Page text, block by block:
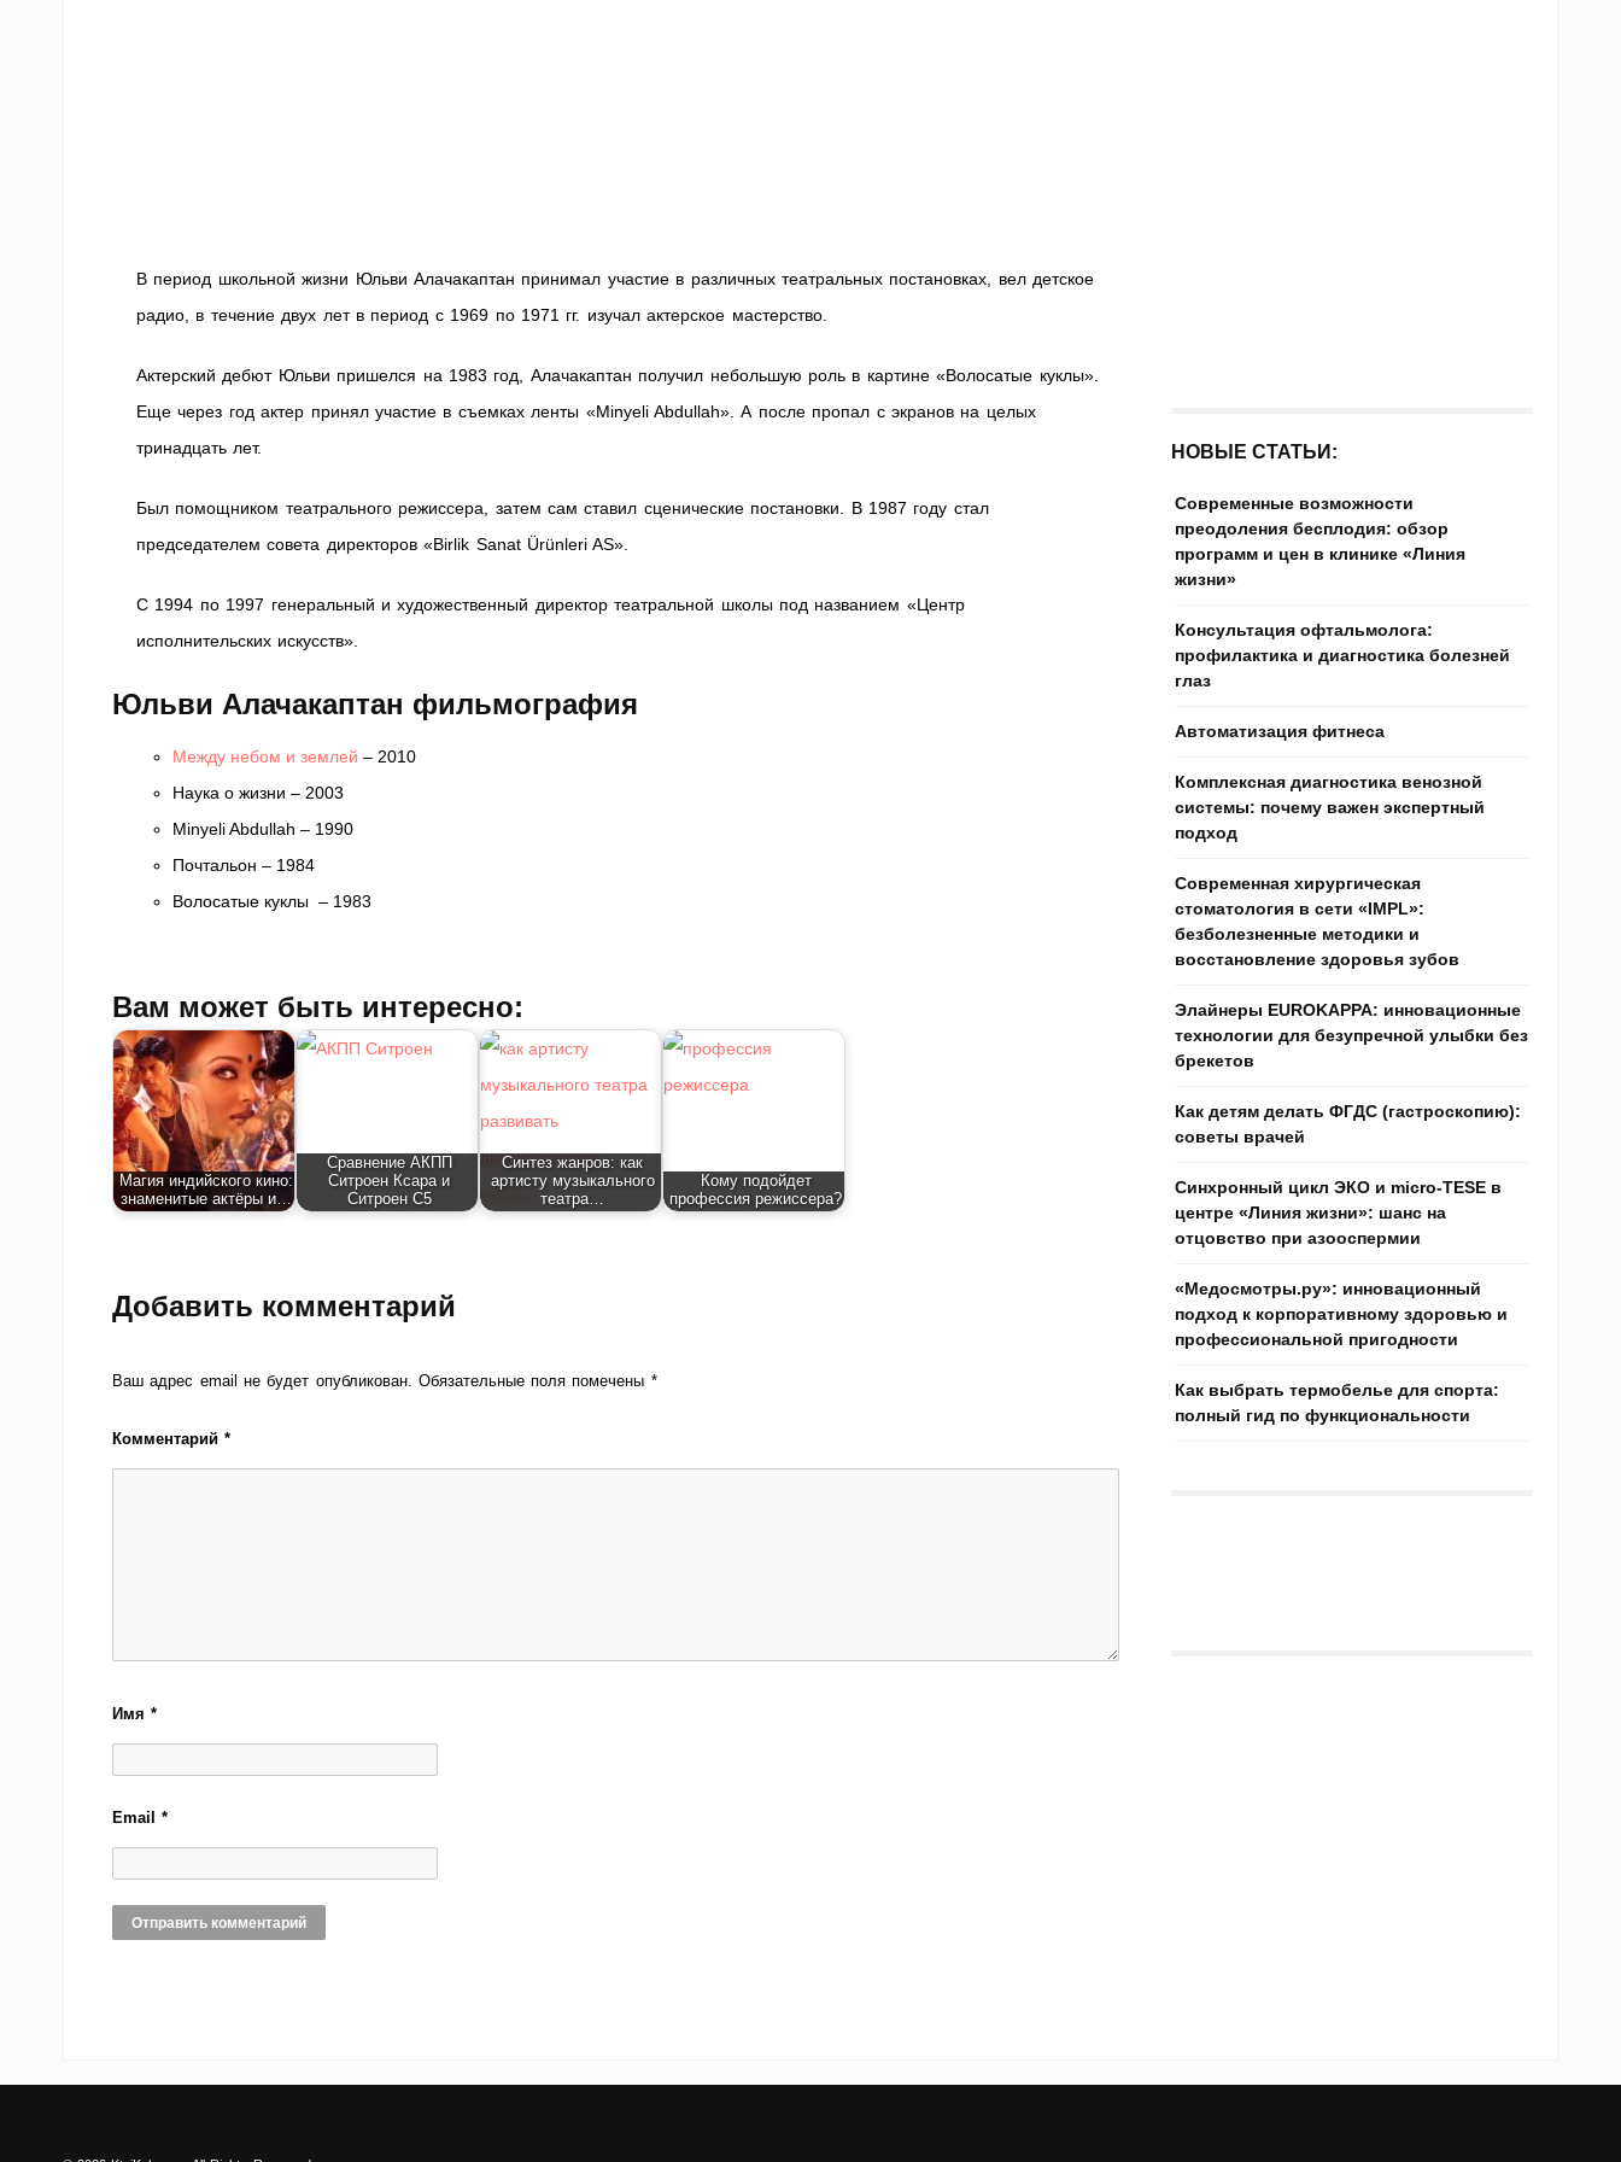
В период школьной жизни Юльви Алачакаптан принимал участие в различных театральных постановках, вел детское
радио, в течение двух лет в период с 1969 по 1971 гг. изучал актерское мастерство.
Актерский дебют Юльви пришелся на 1983 год, Алачакаптан получил небольшую роль в картине «Волосатые куклы».
Еще через год актер принял участие в съемках ленты «Minyeli Abdullah». А после пропал с экранов на целых
тринадцать лет.
Был помощником театрального режиссера, затем сам ставил сценические постановки. В 1987 году стал
председателем совета директоров «Birlik Sanat Ürünleri AS».
С 1994 по 1997 генеральный и художественный директор театральной школы под названием «Центр
исполнительских искусств».
Юльви Алачакаптан фильмография
Между небом и землей – 2010
Наука о жизни – 2003
Minyeli Abdullah – 1990
Почтальон – 1984
Волосатые куклы – 1983
Вам может быть интересно:
Магия индийского кино:
знаменитые актёры и…
Сравнение АКПП
Ситроен Ксара и
Ситроен С5
Синтез жанров: как
артисту музыкального
театра…
Кому подойдет
профессия режиссера?
Добавить комментарий
Ваш адрес email не будет опубликован. Обязательные поля помечены *
Комментарий*
Имя*
Email*
НОВЫЕ СТАТЬИ:
Современные возможности
преодоления бесплодия: обзор
программ и цен в клинике «Линия
жизни»
Консультация офтальмолога:
профилактика и диагностика болезней
глаз
Автоматизация фитнеса
Комплексная диагностика венозной
системы: почему важен экспертный
подход
Современная хирургическая
стоматология в сети «IMPL»:
безболезненные методики и
восстановление здоровья зубов
Элайнеры EUROKAPPA: инновационные
технологии для безупречной улыбки без
брекетов
Как детям делать ФГДС (гастроскопию):
советы врачей
Синхронный цикл ЭКО и micro-TESE в
центре «Линия жизни»: шанс на
отцовство при азооспермии
«Медосмотры.ру»: инновационный
подход к корпоративному здоровью и
профессиональной пригодности
Как выбрать термобелье для спорта:
полный гид по функциональности